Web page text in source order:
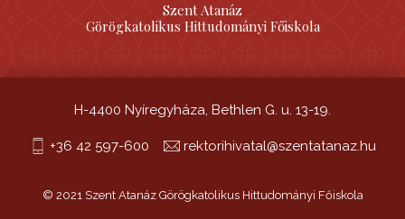
Szent Atanáz
Görögkatolikus Hittudományi Főiskola
H-4400 Nyíregyháza, Bethlen G. u. 13-19.
+36 42 597-600 rektorihivatal@szentatanaz.hu
© 2021 Szent Atanáz Görögkatolikus Hittudományi Főiskola